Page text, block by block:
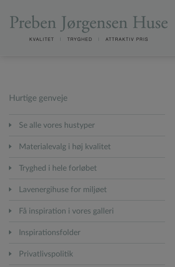
Hurtige genveje
Se alle vores hustyper
Materialevalg i høj kvalitet
Tryghed i hele forløbet
Lavenergihuse for miljøet
Få inspiration i vores galleri
Inspirationsfolder
Privatlivspolitik
(required)
(required)
(required)